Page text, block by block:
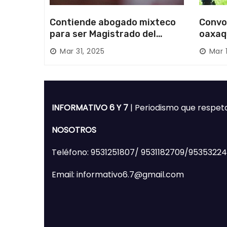
Contiende abogado mixteco
para ser Magistrado del
Poder Judicial; es originario
de Huajuapan de León
Mar 31, 2025 Mar
INFORMATIVO 6 Y 7 | Periodismo que
NOSOTROS
Teléfono: 9531251807/ 9531182709/
Email: informativo6.7@gmail.com